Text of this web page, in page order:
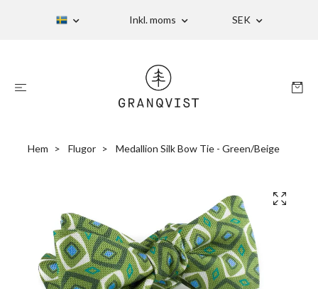
Inkl. moms SEK
Hem Flugor Medallion Silk Bow Tie - Green/Beige